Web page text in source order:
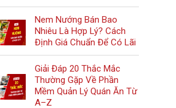
Nem Nướng Bán Bao
Nhiêu Là Hợp Lý? Cách
Định Giá Chuẩn Để Có Lãi
Giải Đáp 20 Thắc Mắc
Thường Gặp Về Phần
Mềm Quản Lý Quán Ăn Từ
A–Z